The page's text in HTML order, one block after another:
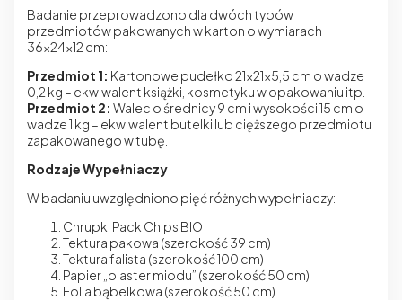
Badanie przeprowadzono dla dwóch typów
przedmiotów pakowanych w karton o wymiarach
36x24x12 cm:
Przedmiot 1: Kartonowe pudełko 21x21x5,5 cm o wadze
0,2 kg – ekwiwalent książki, kosmetyku w opakowaniu itp.
Przedmiot 2: Walec o średnicy 9 cm i wysokości 15 cm o
wadze 1 kg – ekwiwalent butelki lub cięższego przedmiotu
zapakowanego w tubę.
Rodzaje Wypełniaczy
W badaniu uwzględniono pięć różnych wypełniaczy:
Chrupki Pack Chips BIO
Tektura pakowa (szerokość 39 cm)
Tektura falista (szerokość 100 cm)
Papier „plaster miodu” (szerokość 50 cm)
Folia bąbelkowa (szerokość 50 cm)